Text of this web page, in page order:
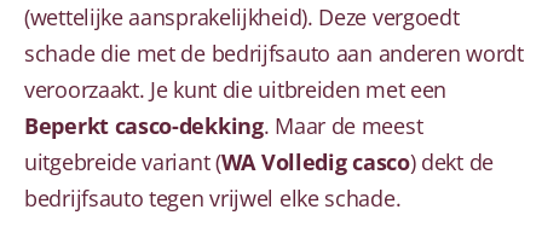
(wettelijke aansprakelijkheid). Deze vergoedt
schade die met de bedrijfsauto aan anderen wordt
veroorzaakt. Je kunt die uitbreiden met een
Beperkt casco-dekking. Maar de meest
uitgebreide variant (WA Volledig casco) dekt de
bedrijfsauto tegen vrijwel elke schade.